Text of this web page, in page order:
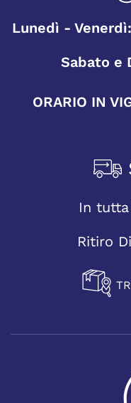
Lunedì - Venerdì:
Sabato e
ORARIO IN
In
Ritiro